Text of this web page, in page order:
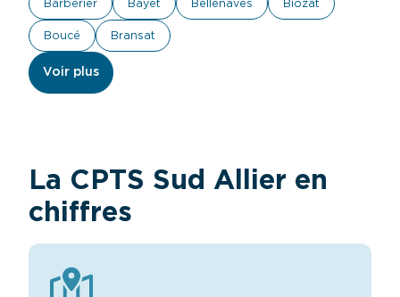
Barberier Bayet Bellenaves Biozat
Boucé Bransat
Voir plus
La CPTS Sud Allier en
chiffres